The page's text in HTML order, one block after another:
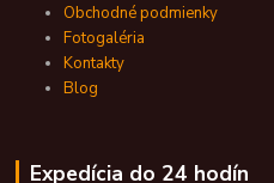
Obchodné podmienky
Fotogaléria
Kontakty
Blog
Expedícia do 24 hodín